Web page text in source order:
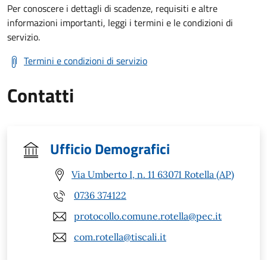
Per conoscere i dettagli di scadenze, requisiti e altre
informazioni importanti, leggi i termini e le condizioni di
servizio.
Termini e condizioni di servizio
Contatti
Ufficio Demografici
Via Umberto I, n. 11 63071 Rotella (AP)
0736 374122
protocollo.comune.rotella@pec.it
com.rotella@tiscali.it